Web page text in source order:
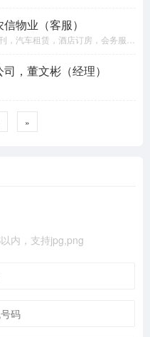
物业（客服）
，董文彬（经理）
»
内，支持jpg,png